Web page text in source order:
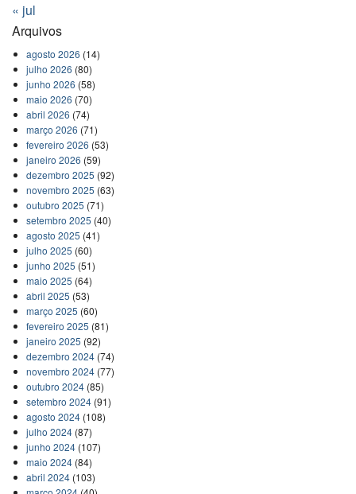
« jul
Arquivos
agosto 2026 (14)
julho 2026 (80)
junho 2026 (58)
maio 2026 (70)
abril 2026 (74)
março 2026 (71)
fevereiro 2026 (53)
janeiro 2026 (59)
dezembro 2025 (92)
novembro 2025 (63)
outubro 2025 (71)
setembro 2025 (40)
agosto 2025 (41)
julho 2025 (60)
junho 2025 (51)
maio 2025 (64)
abril 2025 (53)
março 2025 (60)
fevereiro 2025 (81)
janeiro 2025 (92)
dezembro 2024(74)
novembro 2024(77)
outubro 2024(85)
setembro 2024(91)
agosto 2024(108)
julho 2024(87)
junho 2024(107)
maio 2024(84)
abril 2024(103)